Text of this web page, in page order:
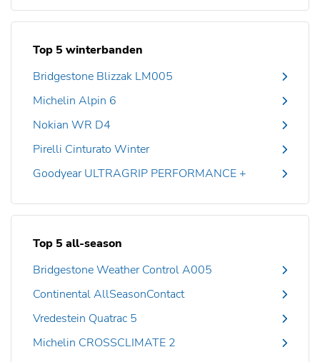
Top 5 winterbanden
Bridgestone Blizzak LM005
Michelin Alpin 6
Nokian WR D4
Pirelli Cinturato Winter
Goodyear ULTRAGRIP PERFORMANCE +
Top 5 all-season
Bridgestone Weather Control A005
Continental AllSeasonContact
Vredestein Quatrac 5
Michelin CROSSCLIMATE 2